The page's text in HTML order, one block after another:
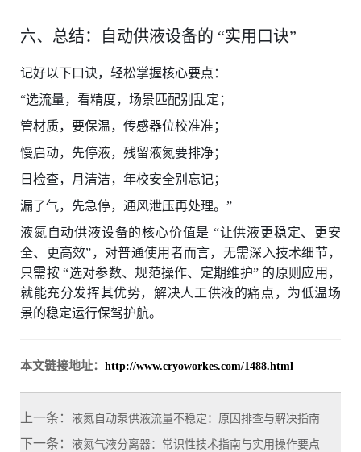
六、总结：自动供液设备的 “实用口诀”
记好以下口诀，轻松掌握核心要点：
“选流量，看精度，场景匹配别乱定；
管材质，要保温，传感器位校准准；
慢启动，先停液，残留液氮要排净；
日检查，月清洁，年校安全别忘记；
漏了气，先急停，通风泄压再处理。”
液氮自动供液设备的核心价值是 “让供液更稳定、更安
全、更高效”，对普通使用者而言，无需深入技术细节，
只需按 “选对参数、规范操作、定期维护” 的原则应用，
就能充分发挥其优势，解决人工供液的痛点，为低温场
景的稳定运行保驾护航。
本文链接地址： http://www.cryoworkes.com/1488.html
上一条： 液氮自动泵供液流量不稳定：原因排查与解决指南
下一条： 液氮气液分离器：常识性技术指南与实用操作要点